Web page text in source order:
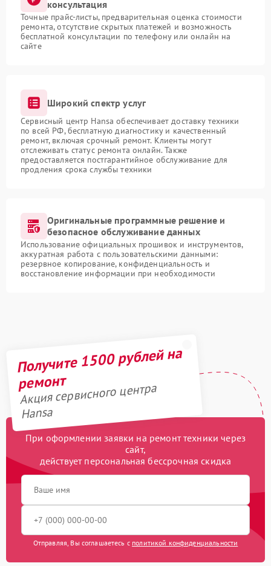
консультация
Точные прайс-листы, предварительная оценка стоимости
ремонта, отсутствие скрытых платежей и возможность
бесплатной консультации по телефону или онлайн на
сайте
Широкий спектр услуг
Сервисный центр Hansa обеспечивает доставку техники
по всей РФ, бесплатную диагностику и качественный
ремонт, включая срочный ремонт. Клиенты могут
отслеживать статус ремонта онлайн. Также
предоставляется постгарантийное обслуживание для
продления срока службы техники
Оригинальные программные решение и
безопасное обслуживание данных
Использование официальных прошивок и инструментов,
аккуратная работа с пользовательскими данными:
резервное копирование, конфиденциальность и
восстановление информации при необходимости
Получите 1500 рублей на
ремонт
Акция сервисного центра
Hansa
При оформлении заявки на ремонт техники через
сайт,
действует персональная бессрочная скидка
Отправляя, Вы соглашаетесь с политикой конфиденциальности